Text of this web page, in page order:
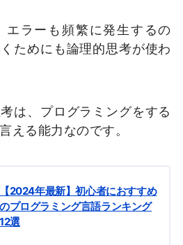
エラーも頻繁に発生するの
ためにも論理的思考が使わ
は、プログラミングをする
える能力なのです。
【2024年最新】初心者におすすめ
のプログラミング言語ランキング
12選